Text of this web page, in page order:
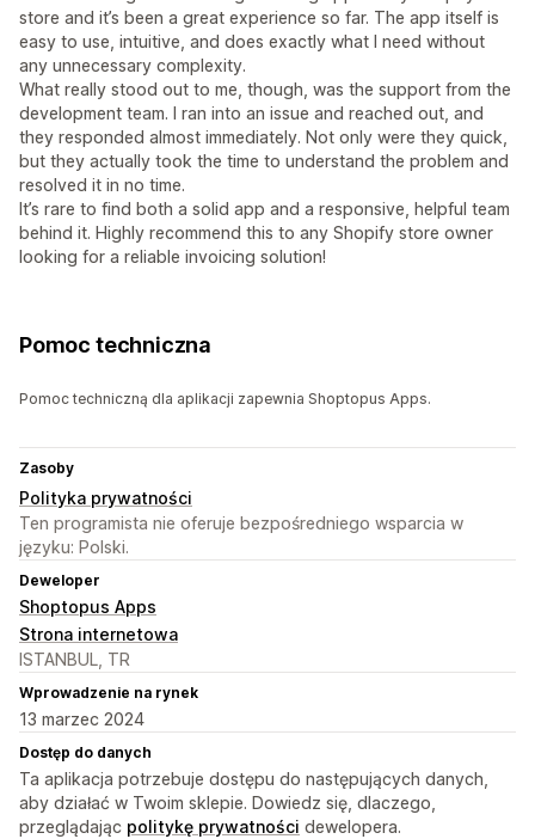
store and it’s been a great experience so far. The app itself is
easy to use, intuitive, and does exactly what I need without
any unnecessary complexity.
What really stood out to me, though, was the support from the
development team. I ran into an issue and reached out, and
they responded almost immediately. Not only were they quick,
but they actually took the time to understand the problem and
resolved it in no time.
It’s rare to find both a solid app and a responsive, helpful team
behind it. Highly recommend this to any Shopify store owner
looking for a reliable invoicing solution!
Pomoc techniczna
Pomoc techniczną dla aplikacji zapewnia Shoptopus Apps.
Zasoby
Polityka prywatności
Ten programista nie oferuje bezpośredniego wsparcia w
języku: Polski.
Deweloper
Shoptopus Apps
Strona internetowa
ISTANBUL, TR
Wprowadzenie na rynek
13 marzec 2024
Dostęp do danych
Ta aplikacja potrzebuje dostępu do następujących danych,
aby działać w Twoim sklepie. Dowiedz się, dlaczego,
przeglądając politykę prywatności dewelopera.